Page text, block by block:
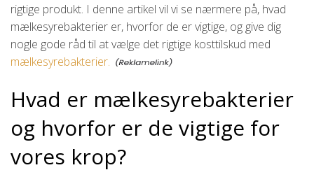
rigtige produkt. I denne artikel vil vi se nærmere på, hvad
mælkesyrebakterier er, hvorfor de er vigtige, og give dig
nogle gode råd til at vælge det rigtige kosttilskud med
mælkesyrebakterier.
Hvad er mælkesyrebakterier
og hvorfor er de vigtige for
vores krop?